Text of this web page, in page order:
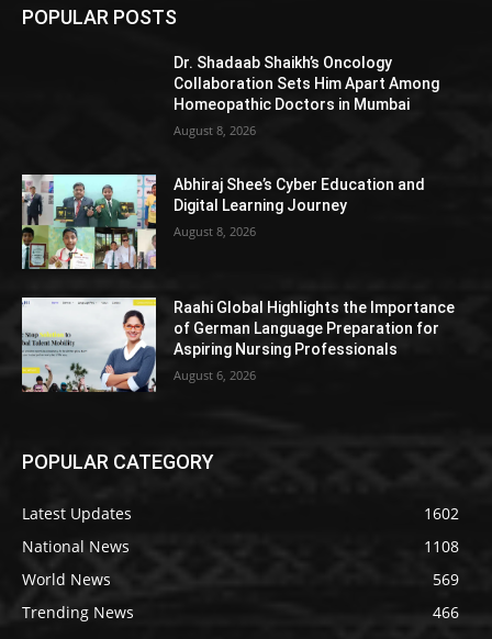
POPULAR POSTS
Dr. Shadaab Shaikh’s Oncology
Collaboration Sets Him Apart Among
Homeopathic Doctors in Mumbai
August 8, 2026
Abhiraj Shee’s Cyber Education and
Digital Learning Journey
August 8, 2026
Raahi Global Highlights the Importance
of German Language Preparation for
Aspiring Nursing Professionals
August 6, 2026
POPULAR CATEGORY
Latest Updates
1602
National News
1108
World News
569
Trending News
466